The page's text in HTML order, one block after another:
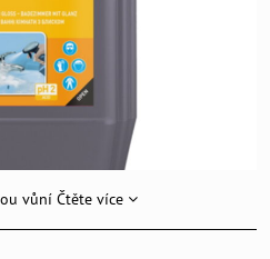
vůní Čtěte více